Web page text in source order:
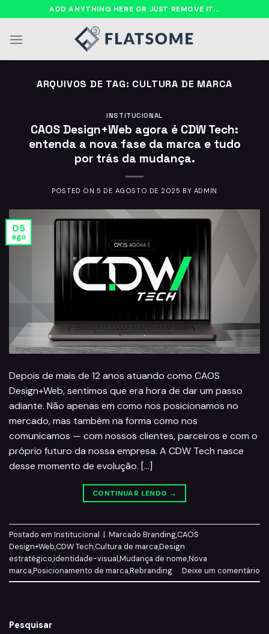
para
ADD ANYTHING HERE OR JUST REMOVE IT...
ARQUIVOS DE TAG: CULTURA DE MARCA
INSTITUCIONAL
CAOS Design+Web agora é CDW Tech:
entenda a nova fase da marca e tudo
por trás da mudança.
POSTED ON 5 DE AGOSTO DE 2025 BY ADMIN
05
ago
Depois de mais de 12 anos atuando como CAOS
Design+Web, sentimos que era hora de dar um passo
adiante. Não apenas em como nos posicionamos no
mercado, mas também na forma como nos
comunicamos — com nossos clientes, parceiros e com o
próprio futuro da nossa empresa. A CDW Tech nasce
desse momento de evolução. […]
CONTINUAR LENDO →
Postado em Institucional | Marcado Branding,CAOS
Design+Web,CDW Tech,Cultura de marca,Design
estratégico,identidade-visual,Mudança de nome,Nova
marca,Posicionamento de marca,Rebranding Deixe um comentário
Pesquisar